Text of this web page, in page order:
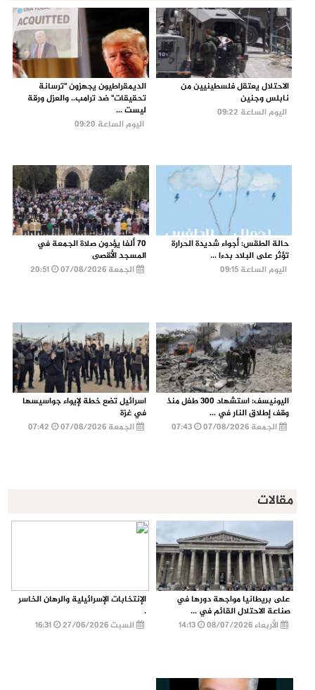
الاحتلال يعتقل فلسطينيين من
نابلس وجنين
اليوم الساعة 09:22
الديمقراطيون يجهزون "ترسانة
تحقيقات" ضد ترامب.. والعزل ورقة
ليست ...
اليوم الساعة 09:20
حالة الطقس: أجواء شديدة الحرارة
تؤثر على البلاد بدءا ...
اليوم الساعة 09:15
70 ألفا يؤدون صلاة الجمعة في
المسجد الأقصى
الجمعة 07/08/2026
20:51
اليونيسف: استشهاد 300 طفل منذ
وقف إطلاق النار في ...
الجمعة 07/08/2026
اسرائيل تضع خطة لإيواء جواسيسها
في غزة
الجمعة 07/08/2026
مقالات
على بريطانيا مواجهة دورها في
صناعة الاحتلال القائم في ...
الأربعاء 08/07/2026
الإنتخابات الإسرائيلية والرهان الخاسر
.
السبت 27/06/2026
16:31